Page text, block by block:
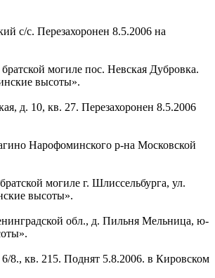
с/с. Перезахоронен 8.5.2006 на
могиле пос. Невская Дубровка.
высоты».
д. 10, кв. 27. Перезахоронен 8.5.2006
Нарофоминского р-на Московской
могиле г. Шлиссельбурга, ул.
высоты».
обл., д. Пильня Мельница, ю-
8., кв. 215. Поднят 5.8.2006. в Кировском